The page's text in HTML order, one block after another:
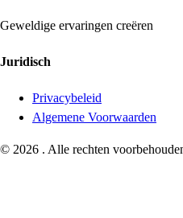
Geweldige ervaringen creëren
Juridisch
Privacybeleid
Algemene Voorwaarden
© 2026 . Alle rechten